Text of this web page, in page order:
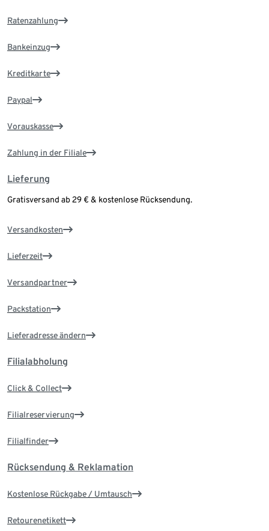
Ratenzahlung
Bankeinzug
Kreditkarte
Paypal
Vorauskasse
Zahlung in der Filiale
Lieferung
Gratisversand ab 29 € & kostenlose Rücksendung.
Versandkosten
Lieferzeit
Versandpartner
Packstation
Lieferadresse ändern
Filialabholung
Click & Collect
Filialreservierung
Filialfinder
Rücksendung & Reklamation
Kostenlose Rückgabe / Umtausch
Retourenetikett